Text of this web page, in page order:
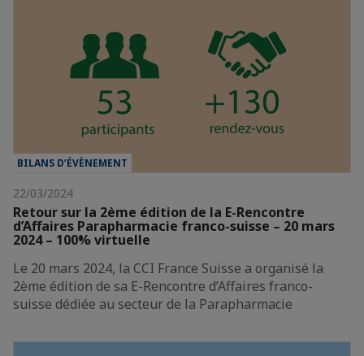
BILANS D’ÉVÈNEMENT
22/03/2024
Retour sur la 2ème édition de la E-Rencontre
d’Affaires Parapharmacie franco-suisse – 20 mars
2024 – 100% virtuelle
Le 20 mars 2024, la CCI France Suisse a organisé la
2ème édition de sa E-Rencontre d’Affaires franco-
suisse dédiée au secteur de la Parapharmacie